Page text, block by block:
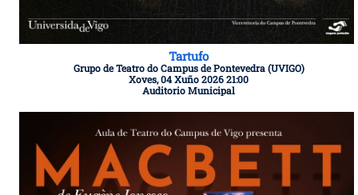
Tartufo
Grupo de Teatro do Campus de Pontevedra (UVIGO)
Xoves, 04 Xuño 2026 21:00
Auditorio Municipal